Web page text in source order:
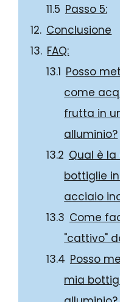
Passo 5:
Conclusione
FAQ:
Posso
come
frutta in
alluminio?
Qual è
bottiglie
acciaio
Come
"cattivo"
Posso
mia